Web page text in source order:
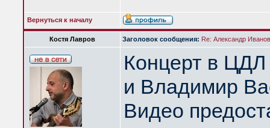
Вернуться к началу
Костя Лавров Заголовок сообщения: Re: Александр
Концерт в
и Владимир
Видео